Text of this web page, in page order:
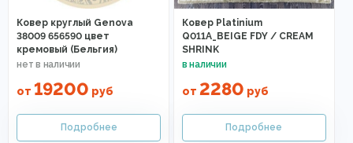
Ковер круглый Genova
38009 656590 цвет
кремовый (Бельгия)
от 19200 руб
Ковер Platinium
Q011A_BEIGE FDY / CREAM
SHRINK
от 2280 руб